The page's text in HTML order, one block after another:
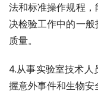
法和标准操作规程
决检验工作中的一
质量。
4.从事实验室技术
握意外事件和生物安